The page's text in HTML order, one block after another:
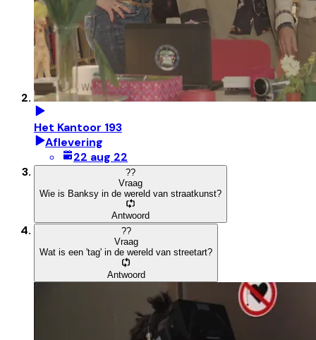
Het Kantoor 193
Aflevering
22 aug 22
??
Vraag
Wie is Banksy in de wereld van straatkunst?
Antwoord
??
Vraag
Wat is een 'tag' in de wereld van streetart?
Antwoord